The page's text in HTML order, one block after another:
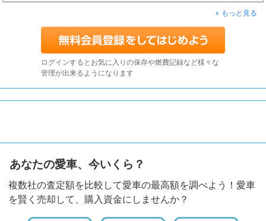
もっと見る
ログインするとお気に入りの保存や燃費記録など様々な
管理が出来るようになります
あなたの愛車、今いくら？
複数社の査定額を比較して愛車の最高額を調べよう！愛車
を賢く売却して、購入資金にしませんか？